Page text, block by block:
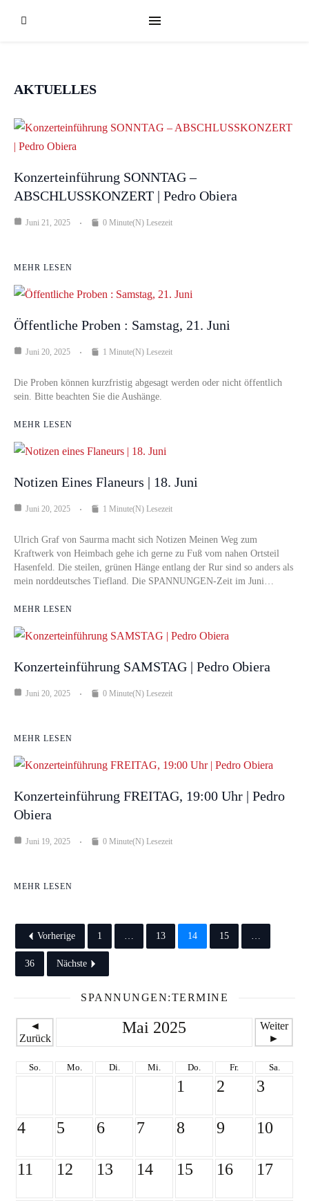
AKTUELLES
Konzerteinführung SONNTAG –
ABSCHLUSSKONZERT | Pedro Obiera
Juni 21, 2025 0 Minute(n) Lesezeit
MEHR LESEN
Öffentliche Proben : Samstag, 21. Juni
Juni 20, 2025 1 Minute(n) Lesezeit
Die Proben können kurzfristig abgesagt werden oder nicht öffentlich
sein. Bitte beachten Sie die Aushänge.
MEHR LESEN
Notizen Eines Flaneurs | 18. Juni
Juni 20, 2025 1 Minute(n) Lesezeit
Ulrich Graf von Saurma macht sich Notizen Meinen Weg zum
Kraftwerk von Heimbach gehe ich gerne zu Fuß vom nahen Ortsteil
Hasenfeld. Die steilen, grünen Hänge entlang der Rur sind so anders als
mein norddeutsches Tiefland. Die SPANNUNGEN-Zeit im Juni…
MEHR LESEN
Konzerteinführung SAMSTAG | Pedro Obiera
Juni 20, 2025 0 Minute(n) Lesezeit
MEHR LESEN
Konzerteinführung FREITAG, 19:00 Uhr | Pedro
Obiera
Juni 19, 2025 0 Minute(n) Lesezeit
MEHR LESEN
Vorherige 1 … 13 14 15 …
36 Nächste
SPANNUNGEN:TERMINE
◄
Zurück
Mai 2025
Weiter
►
So. Mo. Di. Mi. Do. Fr. Sa.
1 2 3
4 5 6 7 8 9 10
11 12 13 14 15 16 17